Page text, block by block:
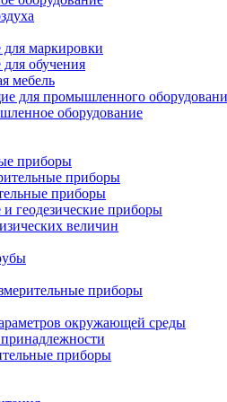
маркировки
обучения
мебель
для промышленного
оборудование
приборы
приборы
приборы
геодезические приборы
величин
приборы
окружающей среды
приборы